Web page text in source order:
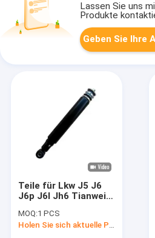
Lassen Sie uns
Produkte
Geben Sie Ihre
Teile für Lkw J5 J6
J6p J6l Jh6 Tianwei
Xindawei Lkw
Vorstoßdämpfer
MOQ:1 PCS
Holen Sie sich aktuelle Preis